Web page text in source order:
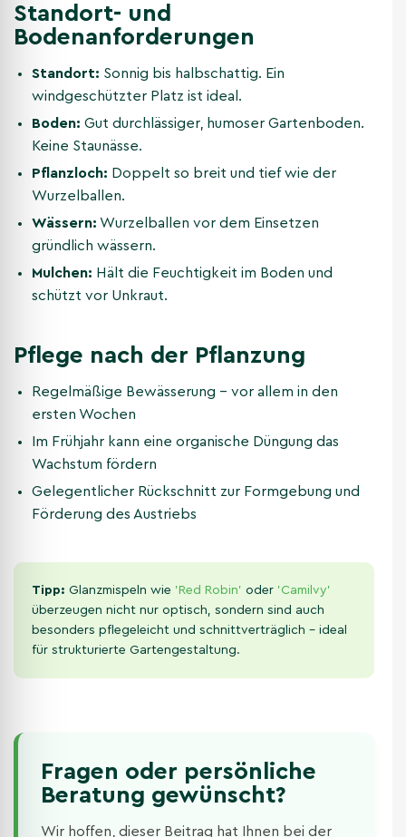
Standort- und
Bodenanforderungen
Standort: Sonnig bis halbschattig. Ein
windgeschützter Platz ist ideal.
Boden: Gut durchlässiger, humoser Gartenboden.
Keine Staunässe.
Pflanzloch: Doppelt so breit und tief wie der
Wurzelballen.
Wässern: Wurzelballen vor dem Einsetzen
gründlich wässern.
Mulchen: Hält die Feuchtigkeit im Boden und
schützt vor Unkraut.
Pflege nach der Pflanzung
Regelmäßige Bewässerung – vor allem in den
ersten Wochen
Im Frühjahr kann eine organische Düngung das
Wachstum fördern
Gelegentlicher Rückschnitt zur Formgebung und
Förderung des Austriebs
Tipp: Glanzmispeln wie 'Red Robin' oder 'Camilvy'
überzeugen nicht nur optisch, sondern sind auch
besonders pflegeleicht und schnittverträglich – ideal
für strukturierte Gartengestaltung.
Fragen oder persönliche
Beratung gewünscht?
Wir hoffen, dieser Beitrag hat Ihnen bei der